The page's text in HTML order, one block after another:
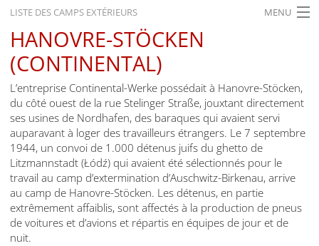
LISTE DES CAMPS EXTÉRIEURS MENU
ACCUEIL
ACTUALITÉS
EXPOSITIONS
HISTORIQUE
FORMATION
RECHERCHE
SERVICE
HANOVRE-STÖCKEN
(CONTINENTAL)
L’entreprise Continental-Werke possédait à Hanovre-Stöcken,
du côté ouest de la rue Stelinger Straße, jouxtant directement
ses usines de Nordhafen, des baraques qui avaient servi
auparavant à loger des travailleurs étrangers. Le 7 septembre
1944, un convoi de 1.000 détenus juifs du ghetto de
Litzmannstadt (Łódź) qui avaient été sélectionnés pour le
travail au camp d’extermination d’Auschwitz-Birkenau, arrive
au camp de Hanovre-Stöcken. Les détenus, en partie
extrêmement affaiblis, sont affectés à la production de pneus
de voitures et d’avions et répartis en équipes de jour et de
nuit.